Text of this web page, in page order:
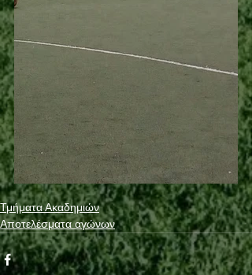
Τμήματα Ακαδημιών
Αποτελέσματα αγώνων